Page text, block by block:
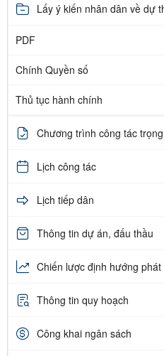
Lấy ý kiến nhân dân về dự
PDF
Chính Quyền số
Thủ tục hành chính
Chương trình công tác
Lịch công tác
Lịch tiếp dân
Thông tin dự án, đấu thầu
Chiến lược định hướng phát
Thông tin quy hoạch
Công khai ngân sách